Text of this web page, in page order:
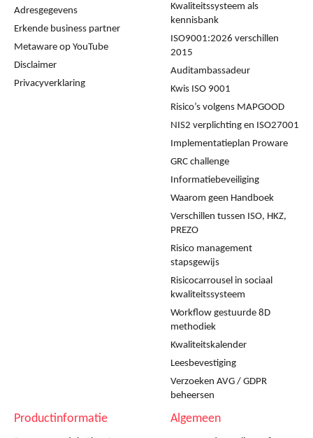
Adresgegevens
Erkende business partner
Metaware op YouTube
Disclaimer
Privacyverklaring
Kwaliteitssysteem als
kennisbank
ISO9001:2026 verschillen
2015
Auditambassadeur
Kwis ISO 9001
Risico’s volgens MAPGOOD
NIS2 verplichting en ISO27001
Implementatieplan Proware
GRC challenge
Informatiebeveiliging
Waarom geen Handboek
Verschillen tussen ISO, HKZ,
PREZO
Risico management
stapsgewijs
Risicocarrousel in sociaal
kwaliteitssysteem
Workflow gestuurde 8D
methodiek
Kwaliteitskalender
Leesbevestiging
Verzoeken AVG / GDPR
beheersen
Productinformatie Algemeen